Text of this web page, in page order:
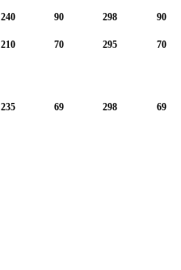
240 90 298 90
210 70 295 70
235 69 298 69